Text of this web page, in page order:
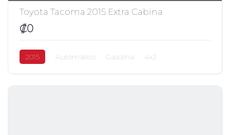
Toyota Tacoma 2015 Extra Cabina
₡0
2015 Automático Gasolina 4x2